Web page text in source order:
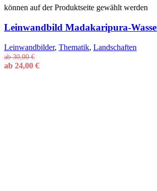
können auf der Produktseite gewählt werden
Leinwandbild Madakaripura-
Leinwandbilder, Thematik, Landschaften
ab30,00€
ab 24,00 €